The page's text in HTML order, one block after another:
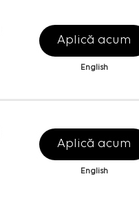
Aplică acum
English
Aplică acum
English